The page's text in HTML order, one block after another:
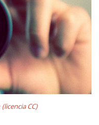
(licencia CC)